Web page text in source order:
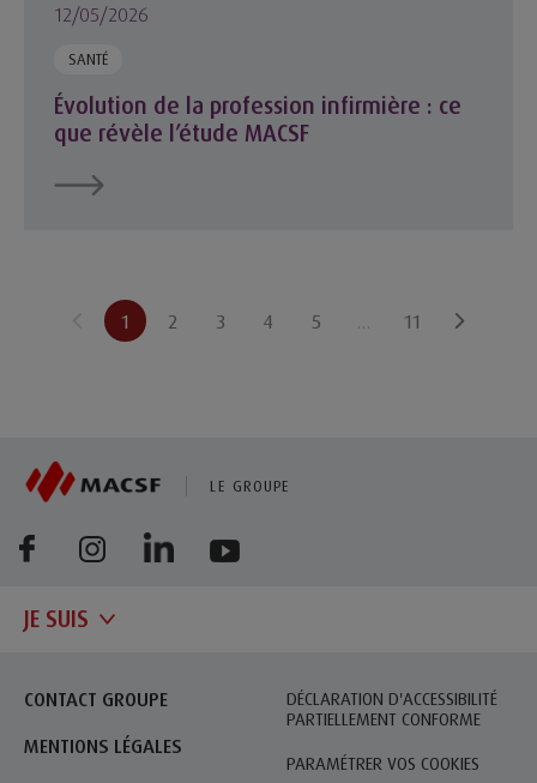
12/05/2026
SANTÉ
Évolution de la profession infirmière : ce
que révèle l’étude MACSF
1(CURRENT)
2 3 4 5 … 11
LE GROUPE
JE SUIS
CONTACT GROUPE
MENTIONS LÉGALES
DÉCLARATION D'ACCESSIBILITÉ
PARTIELLEMENT CONFORME
PARAMÉTRER VOS COOKIES